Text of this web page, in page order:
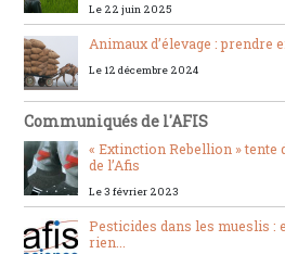
Le 22 juin 2025
Animaux d’élevage : prendre
Le 12 décembre 2024
Communiqués de l'AFIS
« Extinction Rebellion » tente
de l’Afis
Le 3 février 2023
Pesticides dans les mueslis :
rien...